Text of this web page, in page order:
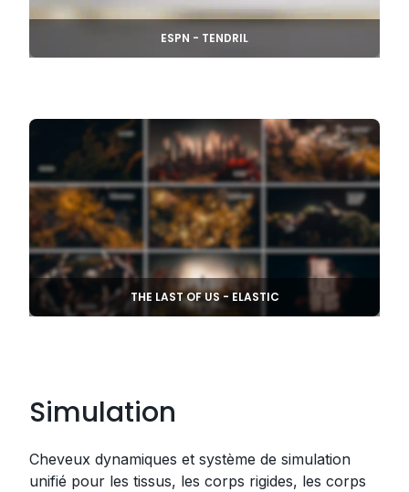
ESPN - TENDRIL
THE LAST OF US - ELASTIC
Simulation
Cheveux dynamiques et système de simulation
unifié pour les tissus, les corps rigides, les corps